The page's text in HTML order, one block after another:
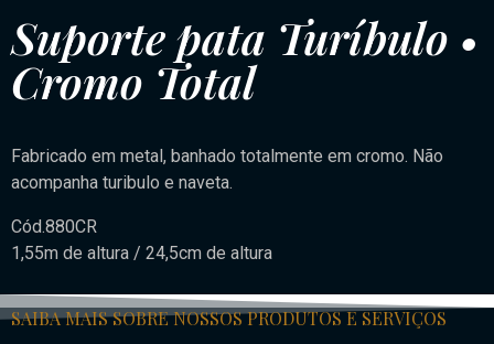
Suporte pata Turíbulo •
Cromo Total
Fabricado em metal, banhado totalmente em cromo. Não
acompanha turibulo e naveta.
Cód.880CR
1,55m de altura / 24,5cm de altura
SAIBA MAIS SOBRE NOSSOS PRODUTOS E SERVIÇOS